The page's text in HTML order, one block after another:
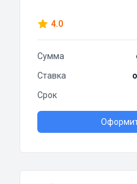
4.0
Сумма
Ставка
Срок